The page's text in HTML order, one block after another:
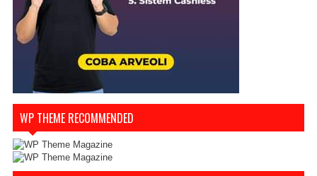
WP THEME RECOMMENDED